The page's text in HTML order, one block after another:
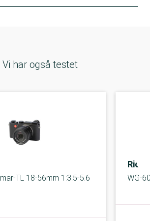
Vi har også testet
TL 18-56mm 1:3.5-5.6
Ricoh
WG-